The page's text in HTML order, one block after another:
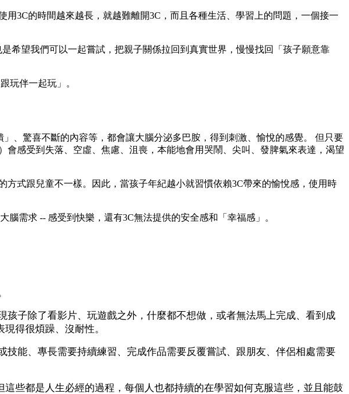
用3C的時間越來越長，就越難離開3C，而且各種生活、學習上的問題，一個接一
希望我們可以一起嘗試，把親子關係拉回到真實世界，慢慢找回「孩子願意靠
玩伴一起玩」。
、驚喜不斷的內容等，都會讓大腦分泌多巴胺，得到刺激、愉悅的感覺。 但只要
感受到失落、空虛、焦慮、沮喪，本能地會用哭鬧、尖叫、發脾氣來表達，渴望
式跟兒童不一樣。因此，當孩子年紀越小就習慣依賴3C帶來的愉悅感，使用時
需求 -- 感受到快樂，還有3C無法提供的安全感和「幸福感」。
子除了看影片、玩遊戲之外，什麼都不想做，或者無法馬上完成、看到成
得很煩躁、沒耐性。
能、專長需要持續練習、完成作品需要反覆嘗試、跟朋友、伴侶相處需要
些都是人生必經的過程，每個人也都持續的在學習如何克服這些，並且能鼓